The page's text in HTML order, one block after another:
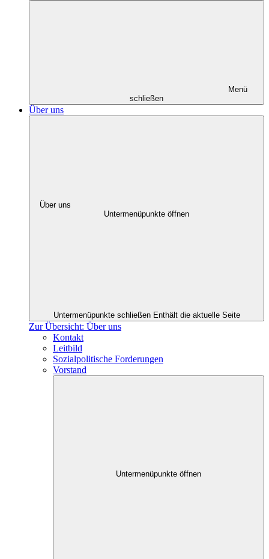
Menü
schließen
Über uns
Über uns
Untermenüpunkte öffnen
Untermenüpunkte schließen Enthält die aktuelle Seite
Zur Übersicht: Über uns
Kontakt
Leitbild
Sozialpolitische Forderungen
Vorstand
Untermenüpunkte öffnen